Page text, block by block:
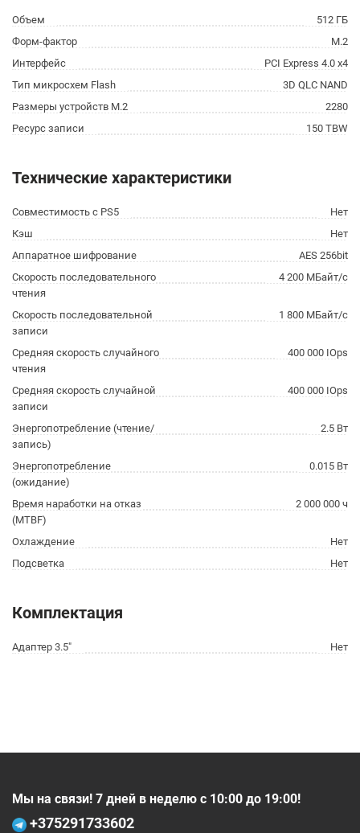
Объем
512 ГБ
Форм-фактор
M.2
Интерфейс
PCI Express 4.0 x4
Тип микросхем Flash
3D QLC NAND
Размеры устройств M.2
2280
Ресурс записи
150 TBW
Технические характеристики
Совместимость с PS5
Нет
Кэш
Нет
Аппаратное шифрование
AES 256bit
Скорость последовательного
чтения
4 200 МБайт/с
Скорость последовательной
записи
1 800 МБайт/с
Средняя скорость случайного
чтения
400 000 IOps
Средняя скорость случайной
записи
400 000 IOps
Энергопотребление (чтение/
запись)
2.5 Вт
Энергопотребление
(ожидание)
0.015 Вт
Время наработки на отказ
(МТBF)
2 000 000 ч
Охлаждение
Нет
Подсветка
Нет
Комплектация
Адаптер 3.5" Нет
Мы на связи! 7 дней в неделю с 10:00 до 19:00!
+375291733602